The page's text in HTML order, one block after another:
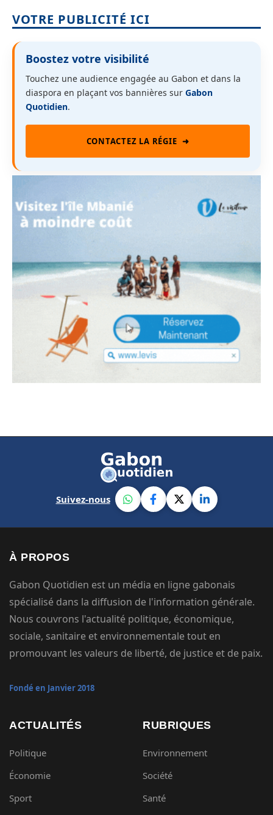
VOTRE PUBLICITÉ ICI
Boostez votre visibilité
Touchez une audience engagée au Gabon et dans la
diaspora en plaçant vos bannières sur Gabon
Quotidien.
CONTACTEZ LA RÉGIE ➜
Suivez-nous
À PROPOS
Gabon Quotidien est un média en ligne gabonais
spécialisé dans la diffusion de l'information générale.
Nous couvrons l'actualité politique, économique,
sociale, sanitaire et environnementale tout en
promouvant les valeurs de liberté, de justice et de paix.
Fondé en Janvier 2018
ACTUALITÉS
Politique
Économie
Sport
RUBRIQUES
Environnement
Société
Santé